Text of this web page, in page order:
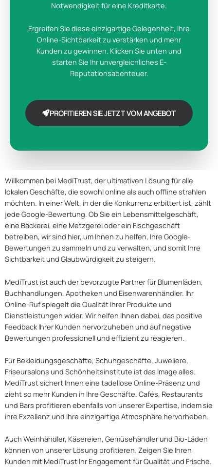
Notwendigkeit für eine Kreditkarte.
Ergreifen Sie diese einzigartige Gelegenheit, Ihre
Online-Sichtbarkeit zu verstärken und mehr
Kunden zu gewinnen. Klicken Sie unten und
starten Sie Ihr unvergleichliches E-
Reputationsabenteuer.
PROFITIEREN SIE JETZT VOM ANGEBOT
Willkommen bei MediTrust, der ultimativen Lösung für alle
lokalen Geschäfte, die sowohl online als auch offline strahlen
möchten. In einer Welt, in der die Konkurrenz erbittert ist, zählt
jede Google-Bewertung. Ob Sie ein Lebensmittelgeschäft,
eine Bäckerei, eine Metzgerei oder ein Fischgeschäft
betreiben, wir sind hier, um Ihnen zu helfen, Ihre Google-
Bewertungen zu sammeln und zu verwalten, und somit Ihre
Sichtbarkeit und Glaubwürdigkeit zu steigern.
MediTrust ist auch der bevorzugte Partner für Blumenläden,
Buchhandlungen, Apotheken und Eisenwarenhändler. Ihr
Online-Ruf spiegelt die Qualität Ihrer Produkte und
Dienstleistungen wider. Wir helfen Ihnen dabei, das positive
Feedback Ihrer Kunden hervorzuheben und auf negative
Bewertungen professionell und effizient zu reagieren.
Für Bekleidungsgeschäfte, Schuhgeschäfte, Juweliere,
Friseursalons und Schönheitsinstitute ist das Image alles.
MediTrust sichert Ihnen eine tadellose Online-Präsenz und
zieht so mehr Kunden in Ihre Geschäfte. Cafés, Restaurants
und Bars profitieren ebenfalls von unserer Expertise, indem sie
ihre Exzellenz und ihre einzigartige Atmosphäre hervorheben.
Auch Weinhändler, Käsereien, Gemüsehändler und Bio-Läden
können von unserer Lösung profitieren. Zeigen Sie Ihren
Kunden mit MediTrust Ihr Engagement für Qualität und Frische.